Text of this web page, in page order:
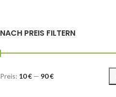
NACH PREIS FILTERN
Preis: 10 € — 90 €